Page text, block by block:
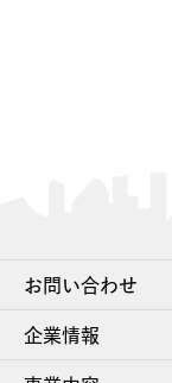
お問い合わせ
企業情報